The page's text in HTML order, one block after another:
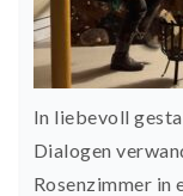
In liebevoll
Dialogen
Rosenzimmer in